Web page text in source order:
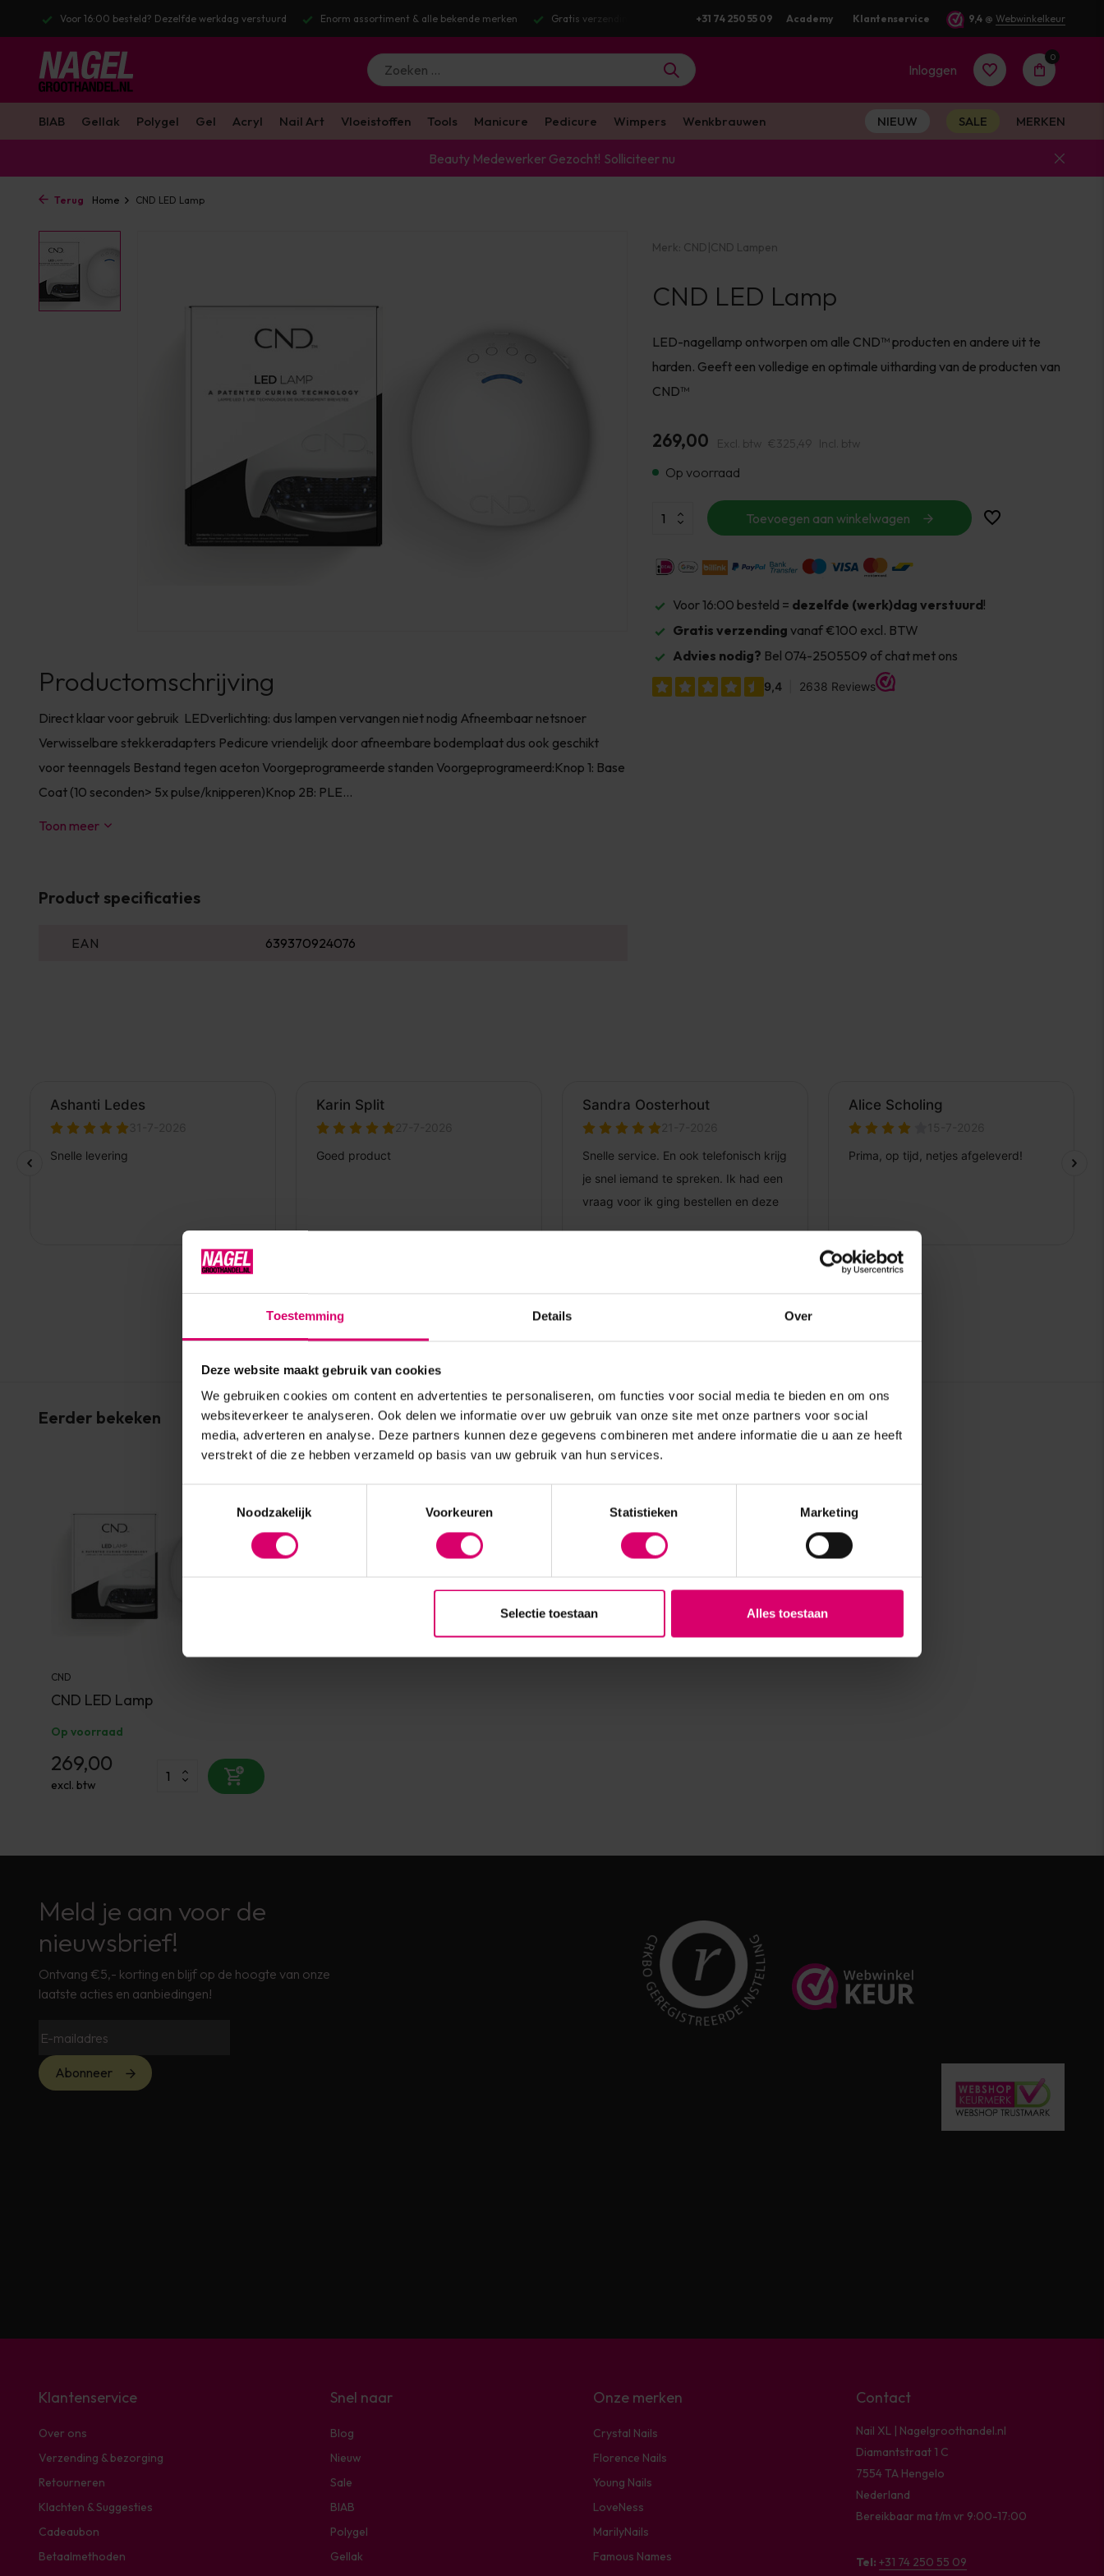
Toestemming Details Over
Deze website maakt gebruik van cookies
We gebruiken cookies om content en advertenties te personaliseren, om functies voor social media te bieden en om ons
websiteverkeer te analyseren. Ook delen we informatie over uw gebruik van onze site met onze partners voor social
media, adverteren en analyse. Deze partners kunnen deze gegevens combineren met andere informatie die u aan ze heeft
verstrekt of die ze hebben verzameld op basis van uw gebruik van hun services.
Noodzakelijk
Voorkeuren Statistieken Marketing
Selectie toestaan Alles toestaan
Voor 16:00 besteld? Dezelfde werkdag verstuurd Enorm assortiment & alle bekende merken Gratis verzending v.a. €100 excl. BTW Voor 16:00 besteld? Dezelfde werkdag verstuurd
+31 74 250 55 09 Academy Klantenservice 9,4 @ Webwinkelkeur
Inloggen
0
BIAB Gellak Polygel Gel Acryl Nail Art Vloeistoffen Tools Manicure Pedicure Wimpers Wenkbrauwen NIEUW SALE MERKEN
Beauty Medewerker Gezocht! Solliciteer nu
Terug Home CND LED Lamp
Productomschrijving
Direct klaar voor gebruik LEDverlichting: dus lampen vervangen niet nodig Afneembaar netsnoer
Verwisselbare stekkeradapters Pedicure vriendelijk door afneembare bodemplaat dus ook geschikt
voor teennagels Bestand tegen aceton Voorgeprogrameerde standen Voorgeprogrameerd:Knop 1: Base
Coat (10 seconden> 5x pulse/knipperen)Knop 2B: PLE...
Toon meer
Product specificaties
EAN 639370924076
Merk: CND|CND Lampen
CND LED Lamp
LED-nagellamp ontworpen om alle CND™ producten en andere uit te
harden. Geeft een volledige en optimale uitharding van de producten van
CND™
269,00 Excl. btw €325,49 Incl. btw
Op voorraad
Toevoegen aan winkelwagen
Voor 16:00 besteld = dezelfde (werk)dag verstuurd!
Gratis verzending vanaf €100 excl. BTW
Advies nodig? Bel 074-2505509 of chat met ons
Eerder bekeken
CND
CND LED Lamp
Op voorraad
269,00
excl. btw
Meld je aan voor de
nieuwsbrief!
Ontvang €5,- korting en blijf op de hoogte van onze
laatste acties en aanbiedingen!
Abonneer
Klantenservice
Over ons
Verzending & bezorging
Retourneren
Klachten & Suggesties
Cadeaubon
Betaalmethoden
Snel naar
Blog
Nieuw
Sale
BIAB
Polygel
Gellak
Onze merken
Crystal Nails
Florence Nails
Young Nails
LoveNess
MarilyNails
Famous Names
Contact
Nail XL | Nagelgroothandel.nl
Diamantstraat 1 C
7554 TA Hengelo
Nederland
Bereikbaar ma t/m vr 9:00-17:00
Tel: +31 74 250 55 09